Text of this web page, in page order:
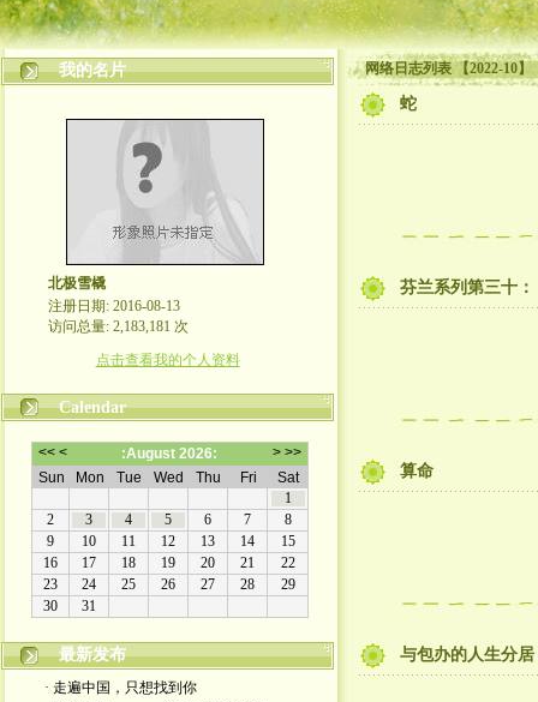
我的名片
北极雪橇
注册日期: 2016-08-13
访问总量: 2,183,181 次
点击查看我的个人资料
Calendar
最新发布
· 走遍中国，只想找到你
网络日志列表 【2022-10】
蛇
芬兰系列第三十
算命
与包办的人生分居